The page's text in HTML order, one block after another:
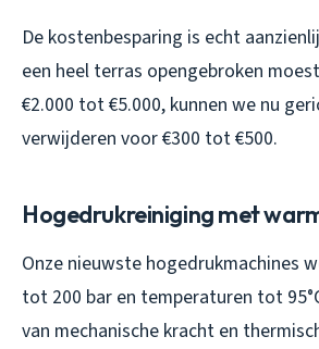
De kostenbesparing is echt
een heel terras opengebroken
€2.000 tot €5.000, kunnen we nu
verwijderen voor €300 tot €500.
Hogedrukreiniging met
Onze nieuwste hogedrukmachines
tot 200 bar en temperaturen tot
van mechanische kracht en